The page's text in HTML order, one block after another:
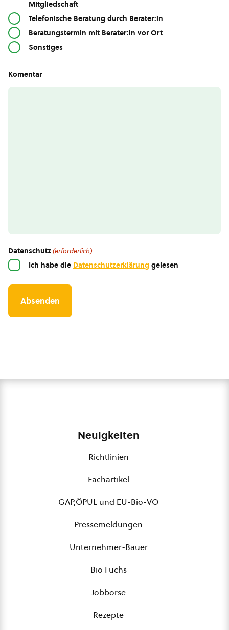
Mitgliedschaft
Telefonische Beratung durch Berater:in
Beratungstermin mit Berater:in vor Ort
Sonstiges
Komentar
Datenschutz(erforderlich)
Ich habe die Datenschutzerklärung gelesen
Neuigkeiten
Richtlinien
Fachartikel
GAP,ÖPUL und EU-Bio-VO
Pressemeldungen
Unternehmer-Bauer
Bio Fuchs
Jobbörse
Rezepte